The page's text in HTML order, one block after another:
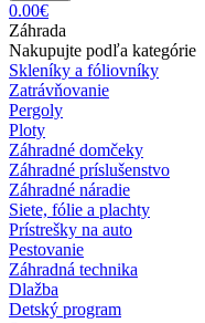
0.00€
Záhrada
Nakupujte podľa kategórie
Skleníky a fóliovníky
Zatrávňovanie
Pergoly
Ploty
Záhradné domčeky
Záhradné príslušenstvo
Záhradné náradie
Siete, fólie a plachty
Prístrešky na auto
Pestovanie
Záhradná technika
Dlažba
Detský program